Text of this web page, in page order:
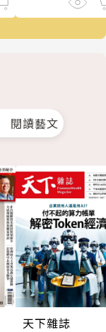
閱讀藝文
天下雜誌